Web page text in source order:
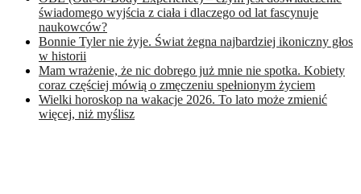
świadomego wyjścia z ciała i dlaczego od lat fascynuje
naukowców?
Bonnie Tyler nie żyje. Świat żegna najbardziej ikoniczny głos
w historii
Mam wrażenie, że nic dobrego już mnie nie spotka. Kobiety
coraz częściej mówią o zmęczeniu spełnionym życiem
Wielki horoskop na wakacje 2026. To lato może zmienić
więcej, niż myślisz